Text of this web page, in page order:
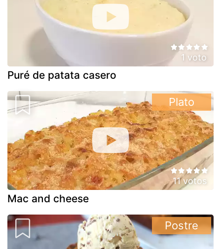
1 voto
Puré de patata casero
11 votos
Mac and cheese
Plato
Postre